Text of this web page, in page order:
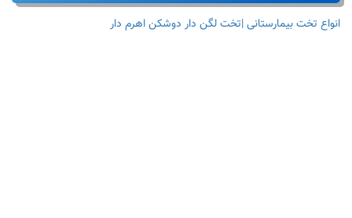
انواع تخت بیمارستانی |تخت لگن دار دوشکن اهرم دار